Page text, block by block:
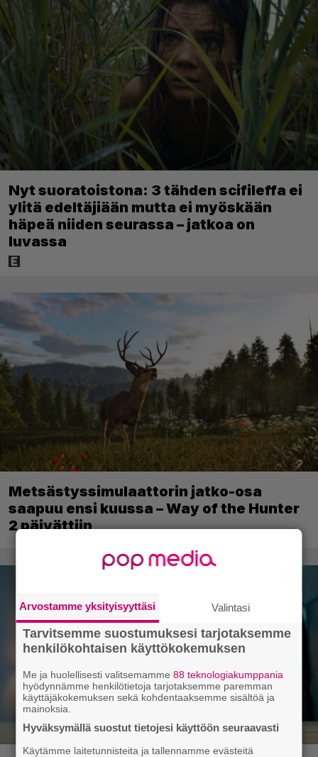
Nyt suoratoistona: 3 tähden scifileffa ei
ylitä edeltäjiään mutta ei myöskään
häpeä niiden seurassa – jatkoa on
luvassa
Metsästyssimulaattorin jatko-osa
saapuu ensi kuussa – Way of the Hunter
2 päivättiin
Arvostamme yksityisyyttäsi Valintasi
Tarvitsemme suostumuksesi tarjotaksemme
henkilökohtaisen käyttökokemuksen
Me ja huolellisesti valitsemamme88 teknologiakumppania
hyödynnämme henkilötietoja tarjotaksemme paremman
käyttäjäkokemuksen sekä kohdentaaksemme sisältöä ja
mainoksia.
Hyväksymällä suostut tietojesi käyttöön seuraavasti
Käytämme laitetunnisteita ja tallennamme evästeitä